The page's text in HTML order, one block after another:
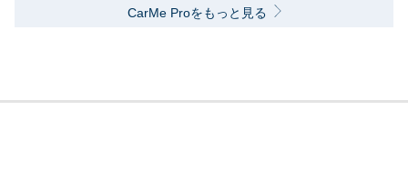
CarMe Proをもっと見る